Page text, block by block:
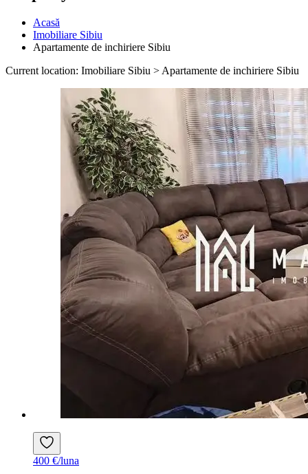
Acasă
Imobiliare Sibiu
Apartamente de inchiriere Sibiu
Current location: Imobiliare Sibiu > Apartamente de inchiriere Sibiu
400 €/luna